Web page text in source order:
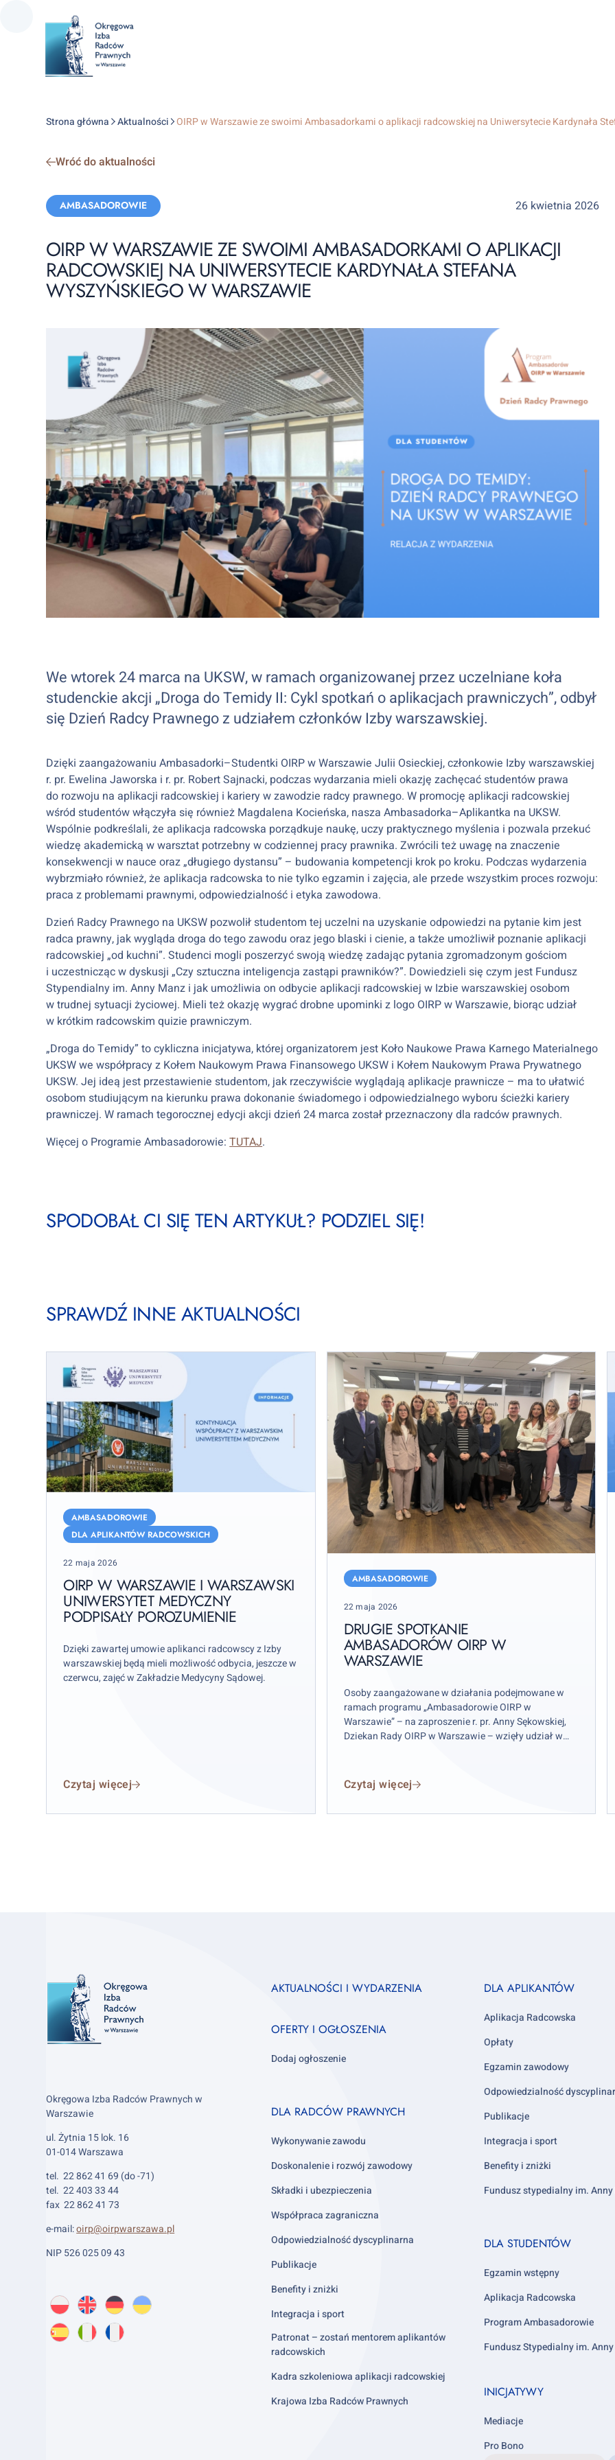
Strona główna Aktualności OIRP w Warszawie ze swoimi Ambasadorkami o aplikacji radcowskiej na Uniwersytecie Kardynała
Wróć do aktualności
Categories:
AMBASADOROWIE 26 kwietnia 2026
OIRP W WARSZAWIE ZE SWOIMI AMBASADORKAMI O APLIKACJI
RADCOWSKIEJ NA UNIWERSYTECIE KARDYNAŁA STEFANA
WYSZYŃSKIEGO W WARSZAWIE
We wtorek 24 marca na UKSW, w ramach organizowanej przez uczelniane koła
studenckie akcji „Droga do Temidy II: Cykl spotkań o aplikacjach prawniczych”, odbył
się Dzień Radcy Prawnego z udziałem członków Izby warszawskiej.
Dzięki zaangażowaniu Ambasadorki–Studentki OIRP w Warszawie Julii Osieckiej, członkowie Izby warszawskiej
r. pr. Ewelina Jaworska i r. pr. Robert Sajnacki, podczas wydarzania mieli okazję zachęcać studentów prawa
do rozwoju na aplikacji radcowskiej i kariery w zawodzie radcy prawnego. W promocję aplikacji radcowskiej
wśród studentów włączyła się również Magdalena Kocieńska, nasza Ambasadorka–Aplikantka na UKSW.
Wspólnie podkreślali, że aplikacja radcowska porządkuje naukę, uczy praktycznego myślenia i pozwala przekuć
wiedzę akademicką w warsztat potrzebny w codziennej pracy prawnika. Zwrócili też uwagę na znaczenie
konsekwencji w nauce oraz „długiego dystansu” – budowania kompetencji krok po kroku. Podczas wydarzenia
wybrzmiało również, że aplikacja radcowska to nie tylko egzamin i zajęcia, ale przede wszystkim proces rozwoju:
praca z problemami prawnymi, odpowiedzialność i etyka zawodowa.
Dzień Radcy Prawnego na UKSW pozwolił studentom tej uczelni na uzyskanie odpowiedzi na pytanie kim jest
radca prawny, jak wygląda droga do tego zawodu oraz jego blaski i cienie, a także umożliwił poznanie aplikacji
radcowskiej „od kuchni”. Studenci mogli poszerzyć swoją wiedzę zadając pytania zgromadzonym gościom
i uczestnicząc w dyskusji „Czy sztuczna inteligencja zastąpi prawników?”. Dowiedzieli się czym jest Fundusz
Stypendialny im. Anny Manz i jak umożliwia on odbycie aplikacji radcowskiej w Izbie warszawskiej osobom
w trudnej sytuacji życiowej. Mieli też okazję wygrać drobne upominki z logo OIRP w Warszawie, biorąc udział
w krótkim radcowskim quizie prawniczym.
„Droga do Temidy” to cykliczna inicjatywa, której organizatorem jest Koło Naukowe Prawa Karnego Materialnego
UKSW we współpracy z Kołem Naukowym Prawa Finansowego UKSW i Kołem Naukowym Prawa Prywatnego
UKSW. Jej ideą jest przestawienie studentom, jak rzeczywiście wyglądają aplikacje prawnicze – ma to ułatwić
osobom studiującym na kierunku prawa dokonanie świadomego i odpowiedzialnego wyboru ścieżki kariery
prawniczej. W ramach tegorocznej edycji akcji dzień 24 marca został przeznaczony dla radców prawnych.
Więcej o Programie Ambasadorowie:TUTAJ.
SPODOBAŁ CI SIĘ TEN ARTYKUŁ? PODZIEL SIĘ!
SPRAWDŹ INNE AKTUALNOŚCI
Warszawie
Warszawski
Uniwersytet
Medyczny
podpisały
AMBASADOROWIE
DLA APLIKANTÓW RADCOWSKICH
Posted
22 maja 2026
OIRP W WARSZAWIE I WARSZAWSKI
UNIWERSYTET MEDYCZNY
PODPISAŁY POROZUMIENIE
Dzięki zawartej umowie aplikanci radcowscy z Izby
warszawskiej będą mieli możliwość odbycia, jeszcze w
czerwcu, zajęć w Zakładzie Medycyny Sądowej.
Czytaj więcej
spotkanie
OIRP
Warszawie
AMBASADOROWIE
Posted
22 maja 2026
DRUGIE SPOTKANIE
AMBASADORÓW OIRP W
WARSZAWIE
Osoby zaangażowane w działania podejmowane w
ramach programu „Ambasadorowie OIRP w
Warszawie” – na zaproszenie r. pr. Anny Sękowskiej,
Dziekan Rady OIRP w Warszawie – wzięły udział w
dalszych perspektyw.
Czytaj więcej
Okręgowa Izba Radców Prawnych w
Warszawie
ul. Żytnia 15 lok. 16
01-014 Warszawa
tel. 22 862 41 69 (do -71)
tel. 22 403 33 44
fax 22 862 41 73
e-mail:oirp@oirpwarszawa.pl
NIP 526 025 09 43
Wybierz
język:
PL
O
nas
EN
About
us
DE
About
us
UK
About
ES
AboutIT
AboutFR
About
Footer
AKTUALNOŚCI I WYDARZENIA
OFERTY I OGŁOSZENIA
Dodaj ogłoszenie
Footer
2
DLA RADCÓW PRAWNYCH
Wykonywanie zawodu
Doskonalenie i rozwój zawodowy
Składki i ubezpieczenia
Współpraca zagraniczna
Odpowiedzialność dyscyplinarna
Publikacje
Benefity i zniżki
Integracja i sport
Patronat – zostań mentorem aplikantów
radcowskich
Kadra szkoleniowa aplikacji radcowskiej
Krajowa Izba Radców Prawnych
Footer
3
DLA APLIKANTÓW
Aplikacja Radcowska
Opłaty
Egzamin zawodowy
Odpowiedzialność
Publikacje
Integracja i sport
Benefity i zniżki
Fundusz stypedialny im.
Footer
4
DLA STUDENTÓW
Egzamin wstępny
Aplikacja Radcowska
Program Ambasadorowie
Fundusz Stypedialny im.
INICJATYWY
Mediacje
Pro Bono